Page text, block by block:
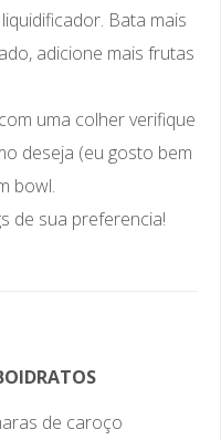
Bata mais
adicione mais frutas
uma colher verifique
deseja (eu gosto bem
bowl.
de sua preferencia!
de caroço